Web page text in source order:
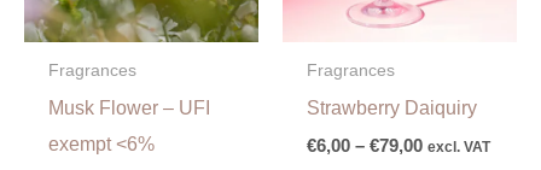
Fragrances
Musk Flower – UFI
exempt <6%
Fragrances
Strawberry Daiquiry
€6,00 – €79,00 excl. VAT